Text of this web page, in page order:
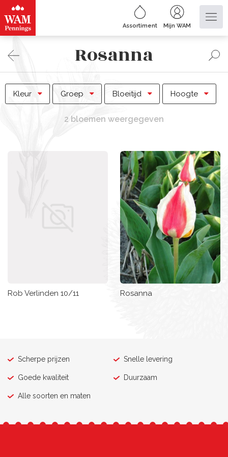
Assortiment Mijn WAM
Rosanna
Kleur Groep Bloeitijd Hoogte
2 bloemen weergegeven
Rob Verlinden 10/11 Rosanna
Scherpe prijzen Snelle levering
Goede kwaliteit Duurzaam
Alle soorten en maten